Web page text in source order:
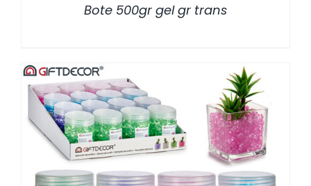
Bote 500gr gel gr trans
/ DETALLES